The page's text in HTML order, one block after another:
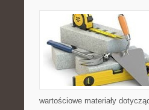
wartościowe materiały